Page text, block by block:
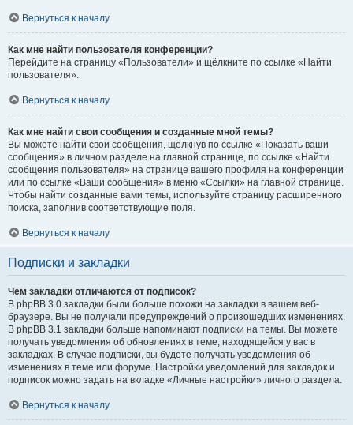
Вернуться к началу
Как мне найти пользователя конференции?
Перейдите на страницу «Пользователи» и щёлкните по ссылке «Найти
пользователя».
Вернуться к началу
Как мне найти свои сообщения и созданные мной темы?
Вы можете найти свои сообщения, щёлкнув по ссылке «Показать ваши
сообщения» в личном разделе на главной странице, по ссылке «Найти
сообщения пользователя» на странице вашего профиля на конференции
или по ссылке «Ваши сообщения» в меню «Ссылки» на главной странице.
Чтобы найти созданные вами темы, используйте страницу расширенного
поиска, заполнив соответствующие поля.
Вернуться к началу
Подписки и закладки
Чем закладки отличаются от подписок?
В phpBB 3.0 закладки были больше похожи на закладки в вашем веб-
браузере. Вы не получали предупреждений о произошедших изменениях.
В phpBB 3.1 закладки больше напоминают подписки на темы. Вы можете
получать уведомления об обновлениях в теме, находящейся у вас в
закладках. В случае подписки, вы будете получать уведомления об
изменениях в теме или форуме. Настройки уведомлений для закладок и
подписок можно задать на вкладке «Личные настройки» личного раздела.
Вернуться к началу